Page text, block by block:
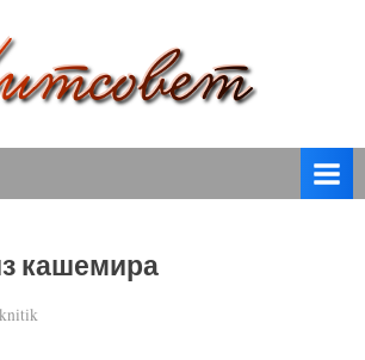
т
о
спицами,
крючком,
вязаные
модели
кашемира
By
knitik